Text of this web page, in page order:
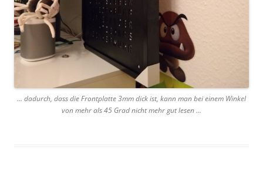
… dadurch, dass die Frontplatte 3mm dick ist, kann man bei einem Winkel
von mehr als 45 Grad nicht mehr gut lesen …